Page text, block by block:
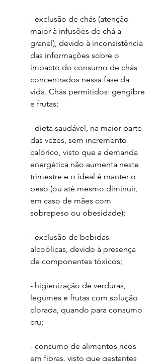
- exclusão de chás (atenção
maior à infusões de chá a
granel), devido à inconsistência
das informações sobre o
impacto do consumo de chás
concentrados nessa fase da
vida. Chás permitidos: gengibre
e frutas;
- dieta saudável, na maior parte
das vezes, sem incremento
calórico, visto que a demanda
energética não aumenta neste
trimestre e o ideal é manter o
peso (ou até mesmo diminuir,
em caso de mães com
sobrepeso ou obesidade);
- exclusão de bebidas
alcoólicas, devido à presença
de componentes tóxicos;
- higienização de verduras,
legumes e frutas com solução
clorada, quando para consumo
cru;
- consumo de alimentos ricos
em fibras, visto que gestantes